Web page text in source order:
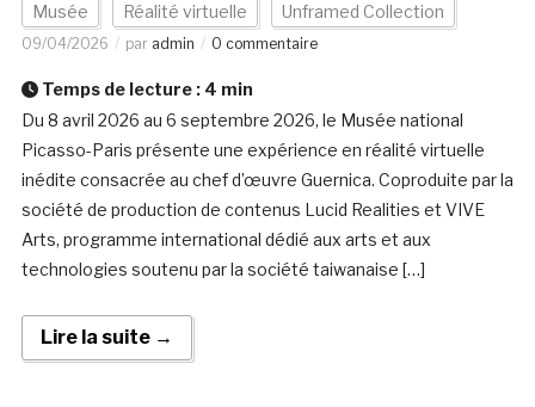
Musée Réalité virtuelle Unframed Collection
09/04/2026 par admin 0 commentaire
Temps de lecture : 4 min
Du 8 avril 2026 au 6 septembre 2026, le Musée national
Picasso-Paris présente une expérience en réalité virtuelle
inédite consacrée au chef d’œuvre Guernica. Coproduite par la
société de production de contenus Lucid Realities et VIVE
Arts, programme international dédié aux arts et aux
technologies soutenu par la société taiwanaise […]
Lire la suite →